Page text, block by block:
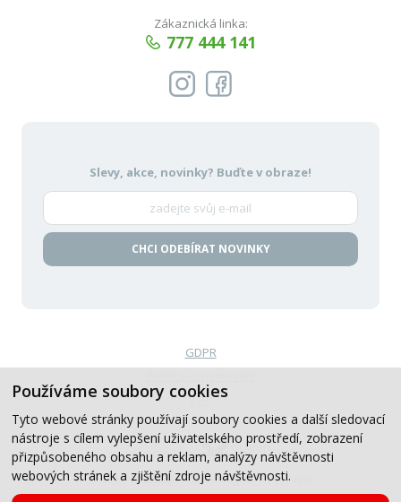
Používáme soubory cookies
Tyto webové stránky používají soubory cookies a další sledovací
nástroje s cílem vylepšení uživatelského prostředí, zobrazení
přizpůsobeného obsahu a reklam, analýzy návštěvnosti
webových stránek a zjištění zdroje návštěvnosti.
Zákaznická linka:
777 444 141
Slevy, akce, novinky? Buďte v obraze!
CHCI ODEBÍRAT NOVINKY
© 2019-2026, CB Auto, All Rights Reserved.
GDPR
VOP
Created by